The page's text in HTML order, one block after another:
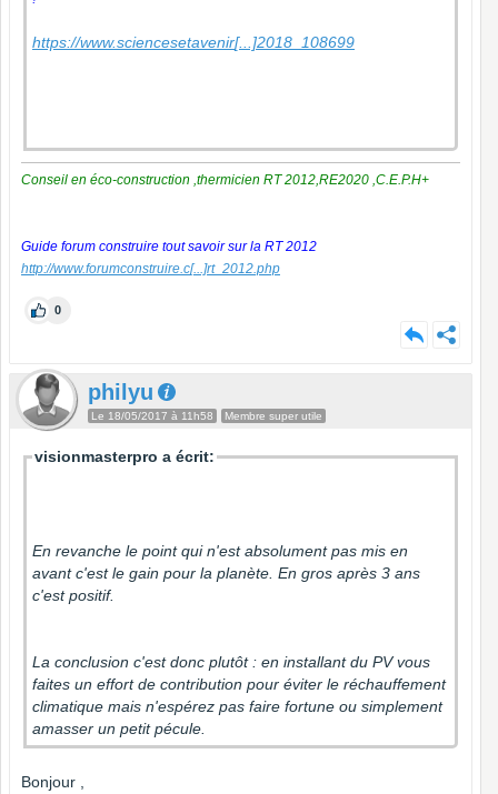
https://www.sciencesetavenir[...]2018_108699
Conseil en éco-construction ,thermicien RT 2012,RE2020 ,C.E.P.H+
Guide forum construire tout savoir sur la RT 2012
http://www.forumconstruire.c[...]rt_2012.php
0
philyu
Le 18/05/2017 à 11h58 Membre super utile
visionmasterpro a écrit:
En revanche le point qui n'est absolument pas mis en
avant c'est le gain pour la planète. En gros après 3 ans
c'est positif.
La conclusion c'est donc plutôt : en installant du PV vous
faites un effort de contribution pour éviter le réchauffement
climatique mais n'espérez pas faire fortune ou simplement
amasser un petit pécule.
Bonjour ,